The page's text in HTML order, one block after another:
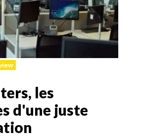
les
d'une juste